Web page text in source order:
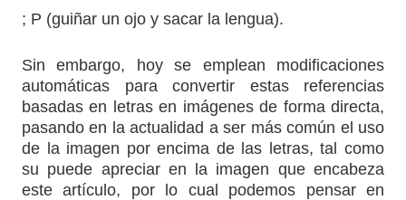
; P (guiñar un ojo y sacar la lengua).
Sin embargo, hoy se emplean modificaciones
automáticas para convertir estas referencias
basadas en letras en imágenes de forma directa,
pasando en la actualidad a ser más común el uso
de la imagen por encima de las letras, tal como
su puede apreciar en la imagen que encabeza
este artículo, por lo cual podemos pensar en